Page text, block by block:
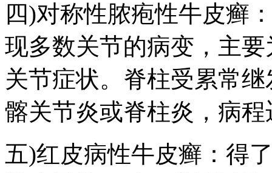
四)对称性脓疱性牛皮癣
现多数关节的病变，主
关节症状。脊柱受累常
髂关节炎或脊柱炎，病
五)红皮病性牛皮癣：得